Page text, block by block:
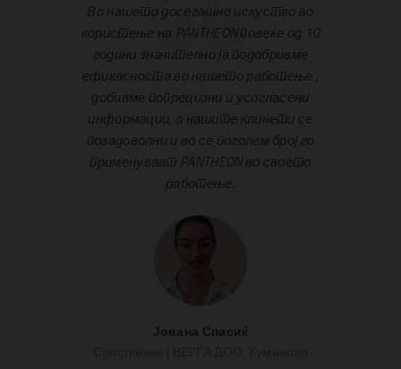
Во нашето досегашно искуство во
користење на PANTHEON повеќе од 10
години значително ја подобривме
ефикасноста во нашето работење ,
добивме попрецизни и усогласени
информации, a нашите клинети се
позадоволни и во се поголем број го
применуваат PANTHEON во своето
работење.
Јована Спасиќ